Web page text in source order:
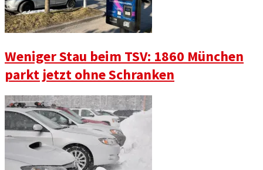
Weniger Stau beim TSV: 1860 München
parkt jetzt ohne Schranken